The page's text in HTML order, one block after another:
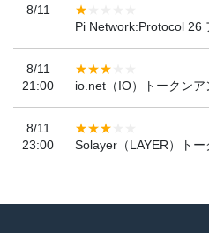
8/11
Pi Network:Protocol 26
8/11
21:00
io.net（IO）トークンア
8/11
23:00
Solayer（LAYER）トー